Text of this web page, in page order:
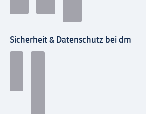
Sicherheit & Datenschutz bei dm